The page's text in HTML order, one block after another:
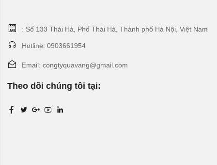
: Số 133 Thái Hà, Phố Thái Hà, Thành phố Hà Nội, Việt Nam
Hotline: 0903661954
Email: congtyquavang@gmail.com
Theo dõi chúng tôi tại: